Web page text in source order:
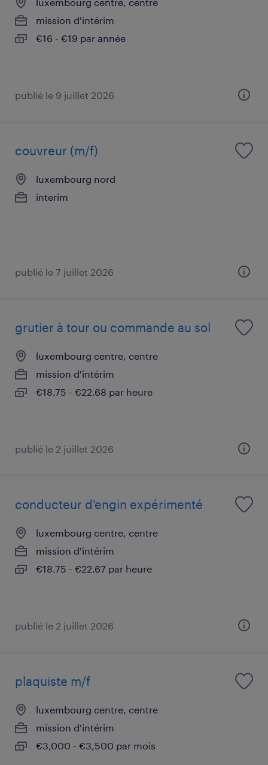
mission d'intérim
€16 - €19 par année
publié le 9 juillet 2026
couvreur (m/f)
luxembourg nord
interim
publié le 7 juillet 2026
grutier à tour ou commande au sol
luxembourg centre, centre
mission d'intérim
€18.75 - €22.68 par heure
publié le 2 juillet 2026
conducteur d'engin expérimenté
luxembourg centre, centre
mission d'intérim
€18.75 - €22.67 par heure
publié le 2 juillet 2026
plaquiste m/f
luxembourg centre, centre
mission d'intérim
€3,000 - €3,500 par mois